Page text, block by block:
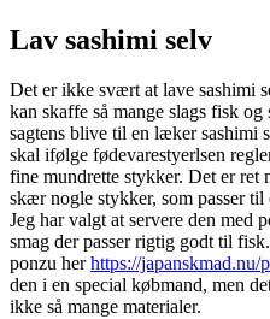
Lav sashimi selv
Det er ikke svært at lave sashimi
kan skaffe så mange slags fisk
sagtens blive til en læker sashimi
skal ifølge fødevarestyerlsen
fine mundrette stykker. Det er ret
skær nogle stykker, som passer
Jeg har valgt at servere den med
smag der passer rigtig godt til
ponzu herhttps://japanskmad.nu/
den i en special købmand, men
ikke så mange materialer.